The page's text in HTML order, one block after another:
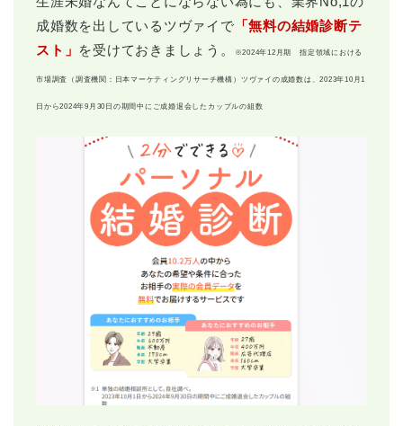
成婚数を出しているツヴァイで 「無料の結婚診断テ
スト」 を受けておきましょう。 ※2024年12月期 指定領域における
市場調査（調査機関：日本マーケティングリサーチ機構）ツヴァイの成婚数は、2023年10月1
日から2024年9月30日の期間中にご成婚退会したカップルの組数